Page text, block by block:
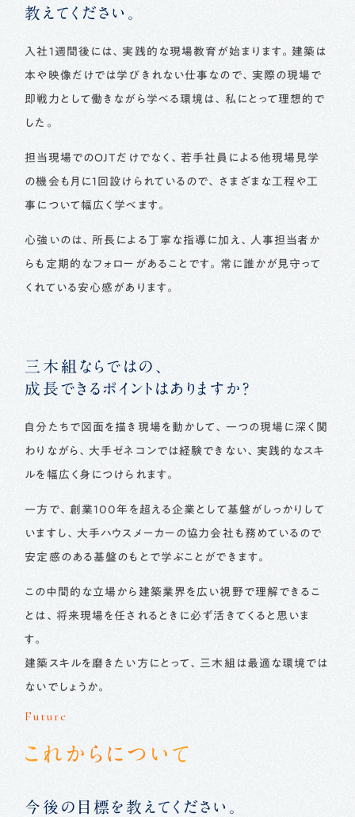
教えてください。
入社1週間後には、実践的な現場教育が始まります。建築は
本や映像だけでは学びきれない仕事なので、実際の現場で
即戦力として働きながら学べる環境は、私にとって理想的で
した。
担当現場でのOJTだけでなく、若手社員による他現場見学
の機会も月に1回設けられているので、さまざまな工程や工
事について幅広く学べます。
心強いのは、所長による丁寧な指導に加え、人事担当者か
らも定期的なフォローがあることです。常に誰かが見守って
くれている安心感があります。
三木組ならではの、
成長できるポイントはありますか？
自分たちで図面を描き現場を動かして、一つの現場に深く関
わりながら、大手ゼネコンでは経験できない、実践的なスキ
ルを幅広く身につけられます。
一方で、創業100年を超える企業として基盤がしっかりして
いますし、大手ハウスメーカーの協力会社も務めているので
安定感のある基盤のもとで学ぶことができます。
この中間的な立場から建築業界を広い視野で理解できるこ
とは、将来現場を任されるときに必ず活きてくると思いま
す。
建築スキルを磨きたい方にとって、三木組は最適な環境では
ないでしょうか。
Future
これからについて
今後の目標を教えてください。